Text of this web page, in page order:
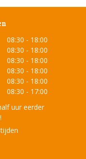
08:30 - 18:00
08:30 - 18:00
08:30 - 18:00
08:30 - 18:00
08:30 - 18:00
08:30 - 17:00
uur eerder